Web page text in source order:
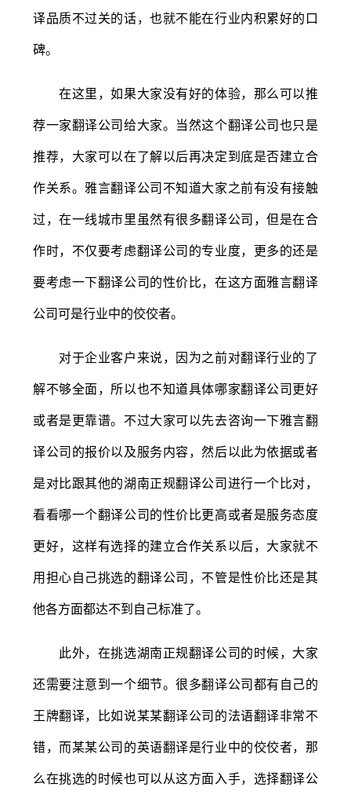
译品质不过关的话，也就不能在行业内积累好的口
碑。
在这里，如果大家没有好的体验，那么可以推
荐一家翻译公司给大家。当然这个翻译公司也只是
推荐，大家可以在了解以后再决定到底是否建立合
作关系。雅言翻译公司不知道大家之前有没有接触
过，在一线城市里虽然有很多翻译公司，但是在合
作时，不仅要考虑翻译公司的专业度，更多的还是
要考虑一下翻译公司的性价比，在这方面雅言翻译
公司可是行业中的佼佼者。
对于企业客户来说，因为之前对翻译行业的了
解不够全面，所以也不知道具体哪家翻译公司更好
或者是更靠谱。不过大家可以先去咨询一下雅言翻
译公司的报价以及服务内容，然后以此为依据或者
是对比跟其他的湖南正规翻译公司进行一个比对，
看看哪一个翻译公司的性价比更高或者是服务态度
更好，这样有选择的建立合作关系以后，大家就不
用担心自己挑选的翻译公司，不管是性价比还是其
他各方面都达不到自己标准了。
此外，在挑选湖南正规翻译公司的时候，大家
还需要注意到一个细节。很多翻译公司都有自己的
王牌翻译，比如说某某翻译公司的法语翻译非常不
错，而某某公司的英语翻译是行业中的佼佼者，那
么在挑选的时候也可以从这方面入手，选择翻译公